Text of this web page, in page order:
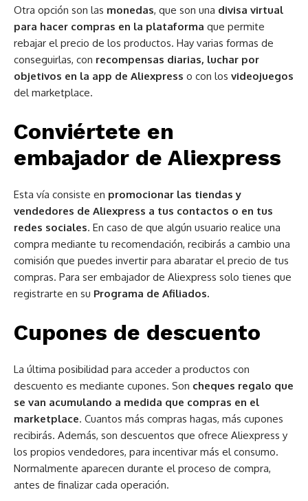
Otra opción son las monedas, que son una divisa virtual
para hacer compras en la plataforma que permite
rebajar el precio de los productos. Hay varias formas de
conseguirlas, con recompensas diarias, luchar por
objetivos en la app de Aliexpress o con los videojuegos
del marketplace.
Conviértete en
embajador de Aliexpress
Esta vía consiste en promocionar las tiendas y
vendedores de Aliexpress a tus contactos o en tus
redes sociales. En caso de que algún usuario realice una
compra mediante tu recomendación, recibirás a cambio una
comisión que puedes invertir para abaratar el precio de tus
compras. Para ser embajador de Aliexpress solo tienes que
registrarte en su Programa de Afiliados.
Cupones de descuento
La última posibilidad para acceder a productos con
descuento es mediante cupones. Son cheques regalo que
se van acumulando a medida que compras en el
marketplace. Cuantos más compras hagas, más cupones
recibirás. Además, son descuentos que ofrece Aliexpress y
los propios vendedores, para incentivar más el consumo.
Normalmente aparecen durante el proceso de compra,
antes de finalizar cada operación.